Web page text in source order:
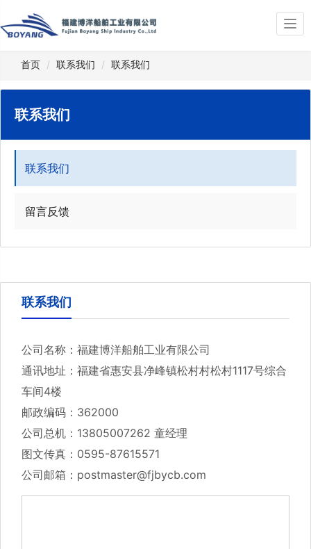
首页 联系我们 联系我们
联系我们
联系我们
留言反馈
联系我们
公司名称：福建博洋船舶工业有限公司
通讯地址：福建省惠安县净峰镇松村村松村1117号综合
车间4楼
邮政编码：362000
公司总机：13805007262 童经理
图文传真：0595-87615571
公司邮箱：postmaster@fjbycb.com